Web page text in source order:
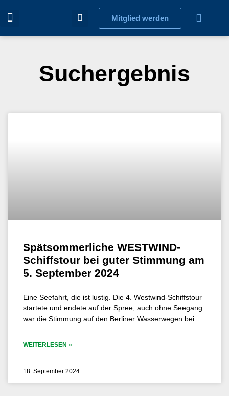
Mitglied werden
Suchergebnis
Spätsommerliche WESTWIND-
Schiffstour bei guter Stimmung am
5. September 2024
Eine Seefahrt, die ist lustig. Die 4. Westwind-Schiffstour
startete und endete auf der Spree; auch ohne Seegang
war die Stimmung auf den Berliner Wasserwegen bei
WEITERLESEN »
18. September 2024